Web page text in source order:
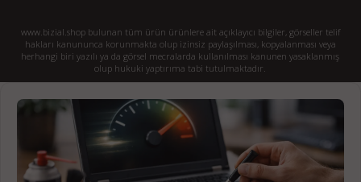
www.bizial.shop bulunan tüm ürün ürünlere ait açıklayıcı bilgiler, görseller telif
hakları kanununca korunmakta olup izinsiz paylaşılması, kopyalanması veya
herhangi biri yazılı ya da görsel mecralarda kullanılması kanunen yasaklanmış
olup hukuki yaptırıma tabi tutulmaktadır.